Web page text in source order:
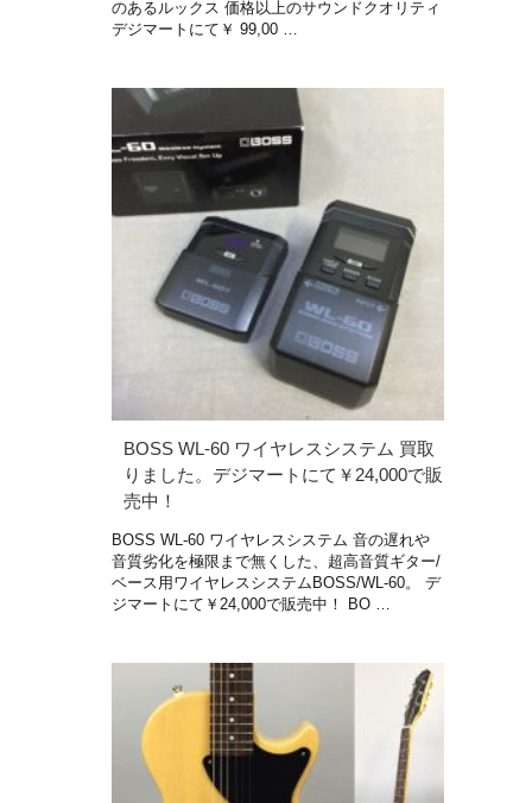
のあるルックス 価格以上のサウンドクオリティ
デジマートにて￥ 99,00 …
BOSS WL-60 ワイヤレスシステム 買取
りました。デジマートにて￥24,000で販
売中！
BOSS WL-60 ワイヤレスシステム 音の遅れや
音質劣化を極限まで無くした、超高音質ギター/
ベース用ワイヤレスシステムBOSS/WL-60。 デ
ジマートにて￥24,000で販売中！ BO …